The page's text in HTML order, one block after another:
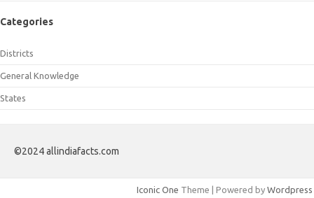
Categories
Districts
General Knowledge
States
©2024 allindiafacts.com
Iconic One Theme | Powered by Wordpress